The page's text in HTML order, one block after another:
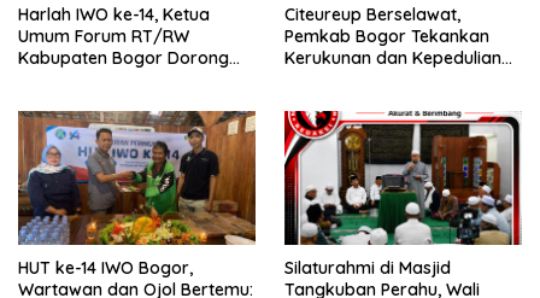
Harlah IWO ke-14, Ketua
Umum Forum RT/RW
Kabupaten Bogor Dorong
Citeureup Berselawat,
Pemkab Bogor Tekankan
Kerukunan dan Kepedulian
HUT ke-14 IWO Bogor,
Wartawan dan Ojol Bertemu:
Silaturahmi di Masjid
Tangkuban Perahu, Wali